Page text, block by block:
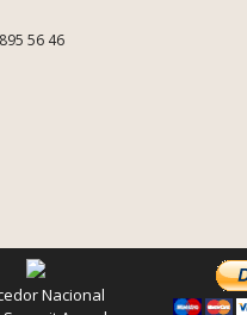
56 46
Nacional